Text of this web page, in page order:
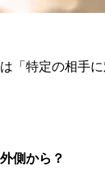
「特定の相
外側から？